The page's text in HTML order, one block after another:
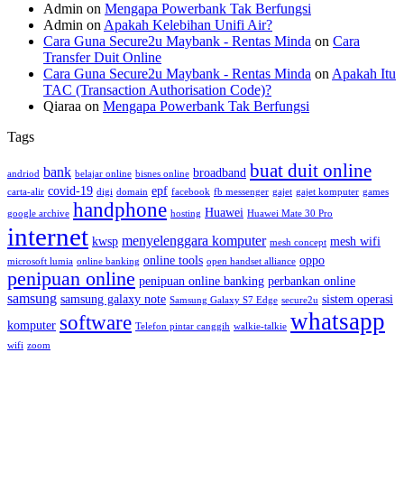
Admin on Mengapa Powerbank Tak Berfungsi
Admin on Apakah Kelebihan Unifi Air?
Cara Guna Secure2u Maybank - Rentas Minda on Cara
Transfer Duit Online
Cara Guna Secure2u Maybank - Rentas Minda on Apakah Itu
TAC (Transaction Authorisation Code)?
Qiaraa on Mengapa Powerbank Tak Berfungsi
Tags
andriod bank belajar online bisnes online broadband buat duit online
carta-alir covid-19 digi domain epf facebook fb messenger gajet gajet komputer games
google archive handphone hosting Huawei Huawei Mate 30 Pro
internet kwsp menyelenggara komputer mesh concept mesh wifi
microsoft lumia online banking online tools open handset alliance oppo
penipuan online penipuan online banking perbankan online
samsung samsung galaxy note Samsung Galaxy S7 Edge secure2u sistem operasi
komputer software Telefon pintar canggih walkie-talkie whatsapp
wifi zoom